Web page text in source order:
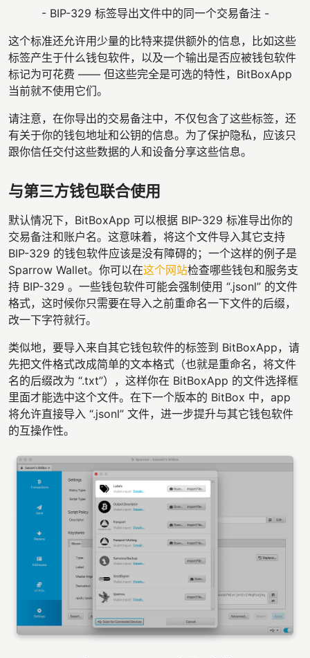
- BIP-329 标签导出文件中的同一个交易备注 -
这个标准还允许用少量的比特来提供额外的信息，比如这些
标签产生于什么钱包软件，以及一个输出是否应被钱包软件
标记为可花费 —— 但这些完全是可选的特性，BitBoxApp
当前就不使用它们。
请注意，在你导出的交易备注中，不仅包含了这些标签，还
有关于你的钱包地址和公钥的信息。为了保护隐私，应该只
跟你信任交付这些数据的人和设备分享这些信息。
与第三方钱包联合使用
默认情况下，BitBoxApp 可以根据 BIP-329 标准导出你的
交易备注和账户名。这意味着，将这个文件导入其它支持
BIP-329 的钱包软件应该是没有障碍的；一个这样的例子是
Sparrow Wallet。你可以在这个网站检查哪些钱包和服务支
持 BIP-329 。一些钱包软件可能会强制使用 “.jsonl” 的文件
格式，这时候你只需要在导入之前重命名一下文件的后缀，
改一下字符就行。
类似地，要导入来自其它钱包软件的标签到 BitBoxApp，请
先把文件格式改成简单的文本格式（也就是重命名，将文件
名的后缀改为 “.txt”），这样你在 BitBoxApp 的文件选择框
里面才能选中这个文件。在下一个版本的 BitBox 中，app
将允许直接导入 “.jsonl” 文件，进一步提升与其它钱包软件
的互操作性。